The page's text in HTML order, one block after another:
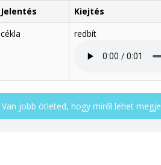
Jelentés Kiejtés
cékla
redbít
Van jobb ötleted, hogy miről lehet